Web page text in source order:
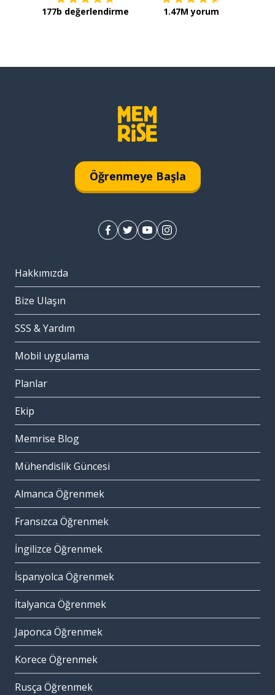
177b değerlendirme 1.47M yorum
Öğrenmeye Başla
Hakkımızda
Bize Ulaşın
SSS & Yardım
Mobil uygulama
Planlar
Ekip
Memrise Blog
Mühendislik Güncesi
Almanca Öğrenmek
Fransızca Öğrenmek
İngilizce Öğrenmek
İspanyolca Öğrenmek
İtalyanca Öğrenmek
Japonca Öğrenmek
Korece Öğrenmek
Rusça Öğrenmek